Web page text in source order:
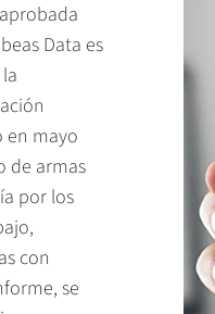
Data es
en mayo
de armas
por los
con
se